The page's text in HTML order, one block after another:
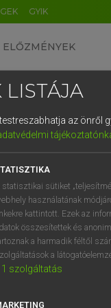
GYIK
ELŐZMÉNYEK
VAN
megtekintéséhez.
LISTÁJA
az önről
statisztikai sütiket
használatának
kattintott. Ezek az
összesítettek és
a harmadik féltől
a
1 szolgáltatás
DE CN FR ES IT NL
1 2 3
q w e
a s d
í y x